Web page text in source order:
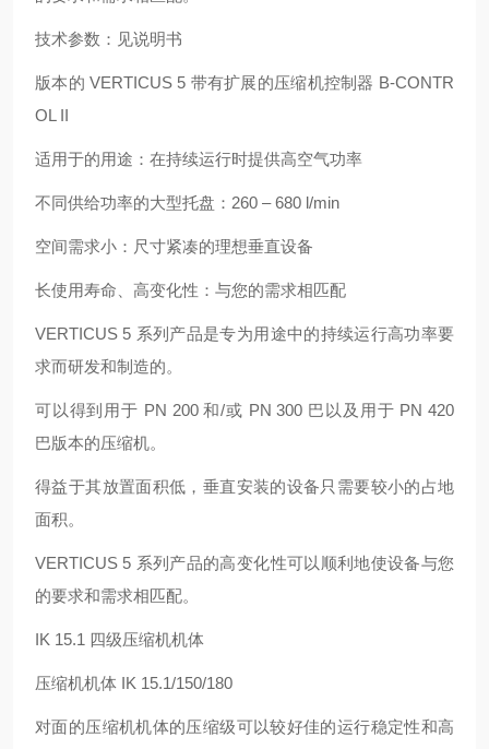
技术参数：见说明书
版本的 VERTICUS 5 带有扩展的压缩机控制器 B-CONTR
OL II
适用于的用途：在持续运行时提供高空气功率
不同供给功率的大型托盘：260 – 680 l/min
空间需求小：尺寸紧凑的理想垂直设备
长使用寿命、高变化性：与您的需求相匹配
VERTICUS 5 系列产品是专为用途中的持续运行高功率要
求而研发和制造的。
可以得到用于 PN 200 和/或 PN 300 巴以及用于 PN 420
巴版本的压缩机。
得益于其放置面积低，垂直安装的设备只需要较小的占地
面积。
VERTICUS 5 系列产品的高变化性可以顺利地使设备与您
的要求和需求相匹配。
IK 15.1 四级压缩机机体
压缩机机体 IK 15.1/150/180
对面的压缩机机体的压缩级可以较好佳的运行稳定性和高